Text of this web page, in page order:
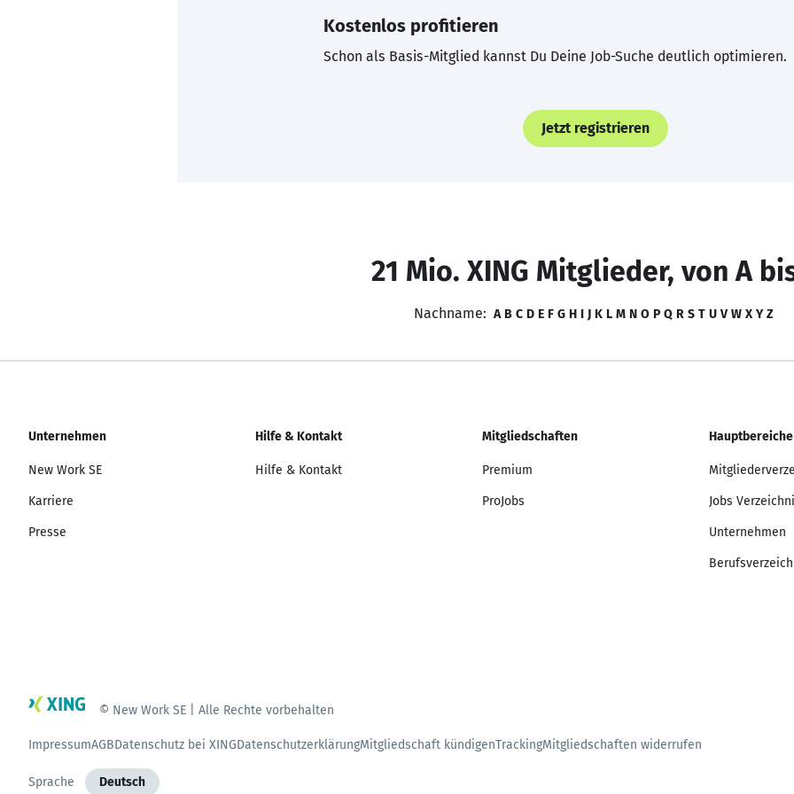
Kostenlos profitieren
Schon als Basis-Mitglied kannst Du Deine Job-Suche deutlich optimieren.
Jetzt registrieren
21 Mio. XING Mitglieder, von A
Nachname: A B C D E F G H I J K L M N O P Q R S T U V W X Y Z
Unternehmen
New Work SE
Karriere
Presse
Hilfe & Kontakt
Hilfe & Kontakt
Mitgliedschaften
Premium
ProJobs
Hauptbereiche
Jobs
Unternehmen
© New Work SE | Alle Rechte vorbehalten
ImpressumAGBDatenschutz bei XINGDatenschutzerklärungMitgliedschaft kündigenTrackingMitgliedschaften widerrufen
Sprache Deutsch